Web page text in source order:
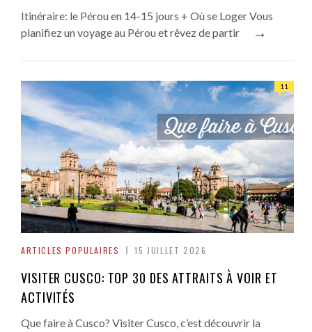
Itinéraire: le Pérou en 14-15 jours + Où se Loger Vous
planifiez un voyage au Pérou et rêvez de partir
→
11
ARTICLES POPULAIRES 15 JUILLET 2026
VISITER CUSCO: TOP 30 DES ATTRAITS À VOIR ET
ACTIVITÉS
Que faire à Cusco? Visiter Cusco, c’est découvrir la